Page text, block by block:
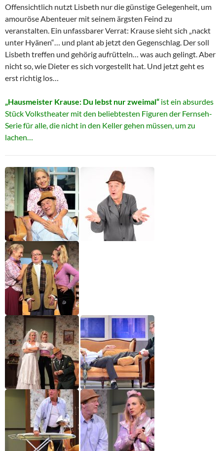
Offensichtlich nutzt Lisbeth nur die günstige Gelegenheit, um
amouröse Abenteuer mit seinem ärgsten Feind zu
veranstalten. Ein unfassbarer Verrat: Krause sieht sich „nackt
unter Hyänen“… und plant ab jetzt den Gegenschlag. Der soll
Lisbeth treffen und gehörig aufrütteln… was auch gelingt. Aber
nicht so, wie Dieter es sich vorgestellt hat. Und jetzt geht es
erst richtig los…
„Hausmeister Krause: Du lebst nur zweimal“ ist ein absurdes
Stück Volkstheater mit den beliebtesten Figuren der Fernseh-
Serie für alle, die nicht in den Keller gehen müssen, um zu
lachen…